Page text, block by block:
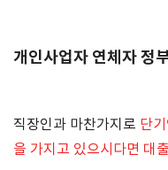
개인사업자 연체자 정
직장인과 마찬가지로 단
을 가지고 있으시다면 대